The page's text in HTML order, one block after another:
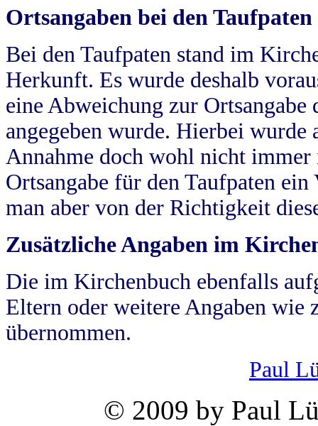
Ortsangaben bei den Taufpaten
Bei den Taufpaten stand im
Herkunft. Es wurde deshalb
eine Abweichung zur
angegeben wurde. Hierbei wurde
Annahme doch wohl nicht
Ortsangabe für den Taufpaten
man aber von der Richtigkeit
Zusätzliche Angaben im
Die im Kirchenbuch ebenfalls
Eltern oder weitere Angaben wie
übernommen.
Paul
© 2009 by Paul